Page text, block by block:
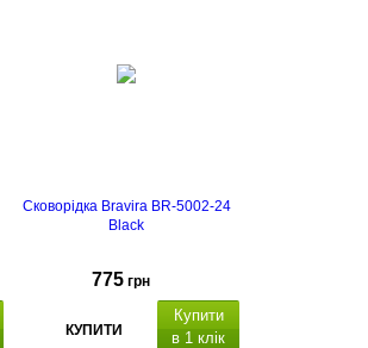
Сковорідка Bravira BR-5002-24
Black
775 грн
КУПИТИ
Купити
в 1 клік